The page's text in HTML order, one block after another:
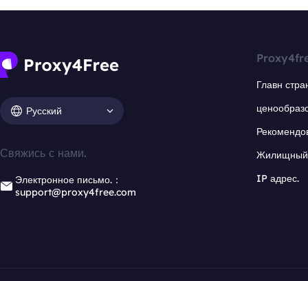
Русский
Свяжись с нами.
Электронное письмо.：
support@proxy4free.com
Главн
Жилищный
IP адрес.